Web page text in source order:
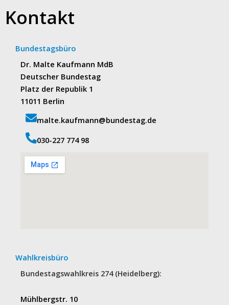
Kontakt
Bundestagsbüro
Dr. Malte Kaufmann MdB
Deutscher Bundestag
Platz der Republik 1
11011 Berlin
malte.kaufmann@bundestag.de
‭030-227 774 98‬
Wahlkreisbüro
Bundestagswahlkreis 274 (Heidelberg):
Mühlbergstr. 10